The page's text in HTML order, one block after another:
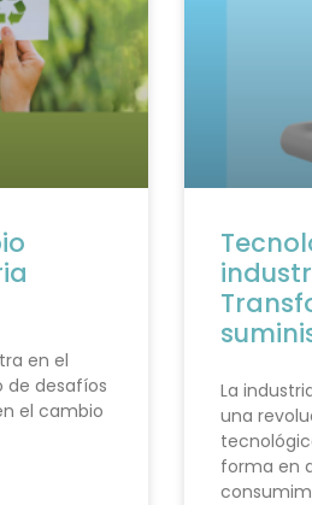
en el
desafíos
el cambio
La
una
forma en